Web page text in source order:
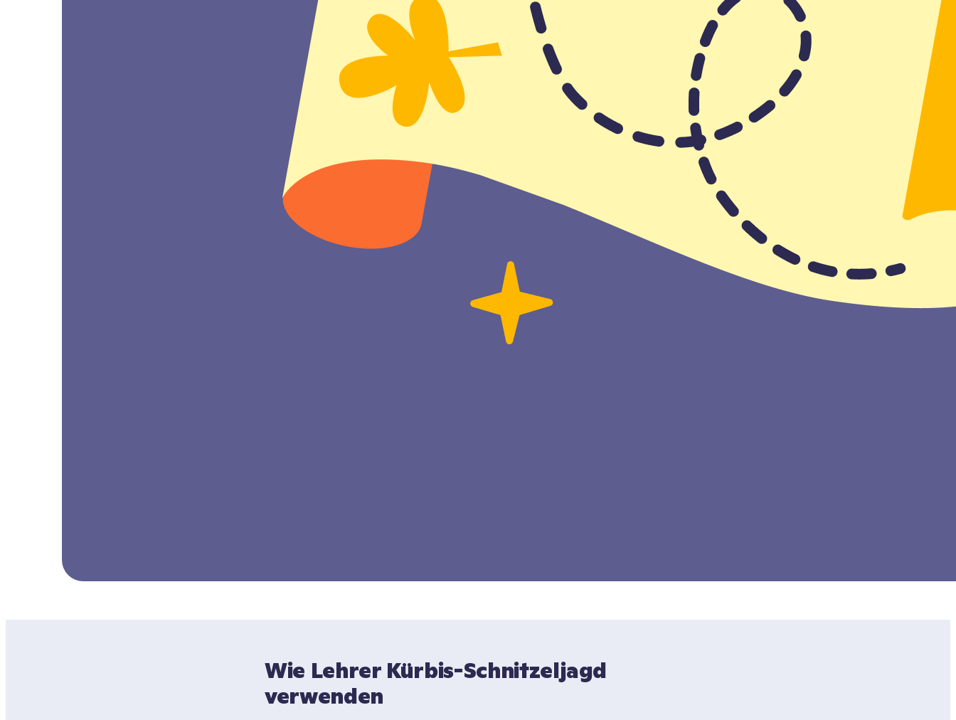
Wie Lehrer Kürbis-Schnitzeljagd
verwenden